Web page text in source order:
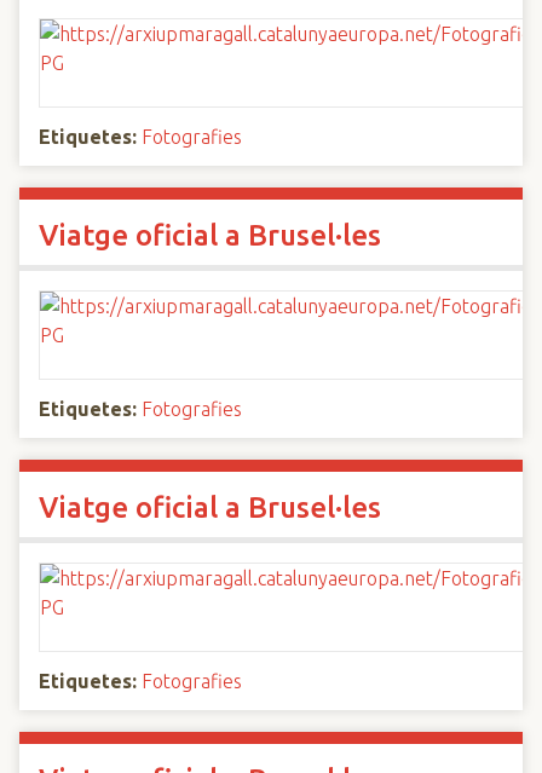
Etiquetes: Fotografies
Viatge oficial a Brusel·les
Etiquetes: Fotografies
Viatge oficial a Brusel·les
Etiquetes: Fotografies